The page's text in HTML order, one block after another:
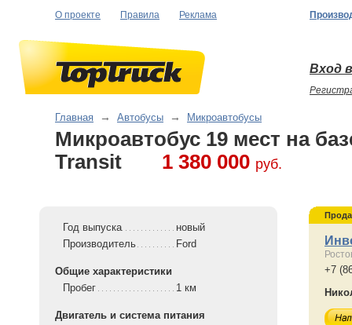
О проекте Правила Реклама
Вход
Главная → Автобусы → Микроавтобусы
Микроавтобус 19 мест на
Transit
1 380 000 руб.
Год выпуска
новый
Производитель
Ford
Общие характеристики
Пробег
1 км
Двигатель и система питания
+7